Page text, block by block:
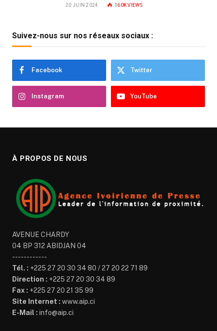
20 JUIN 2024 160KVIEWS
Suivez-nous sur nos réseaux sociaux :
Facebook Twitter
Instagram YouTube
À PROPOS DE NOUS
AVENUE CHARDY
04 BP 312 ABIDJAN 04
------------
Tél. : +225 27 20 30 34 80 / 27 20 22 71 89
Direction : +225 27 20 30 34 89
Fax : +225 27 20 21 35 99
Site Internet : www.aip.ci
E-Mail : info@aip.ci